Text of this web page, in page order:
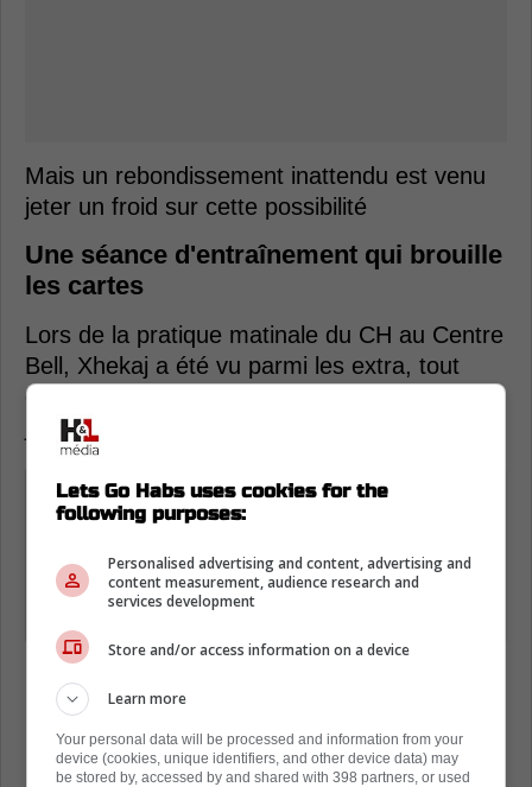
Mais un rebondissement inattendu est venu
jeter un froid sur cette possibilité
Une séance d'entraînement qui brouille
les cartes
Lors de la pratique matinale du CH au Centre
Bell, Xhekaj a été vu parmi les extra, tout
comme
jamais anodin à ce moment de l'année.
« Arber Xhekaj et Michael Pezzetta
sont les deux seuls joueurs à faire de
l'extra ce matin. »
Loading from Twitter ...
Lets Go Habs uses cookies for the
following purposes:
Personalised advertising and content, advertising and
content measurement, audience research and
services development
Store and/or access information on a device
Learn more
Your personal data will be processed and information from your
device (cookies, unique identifiers, and other device data) may
be stored by, accessed by and shared with 398 partners, or used